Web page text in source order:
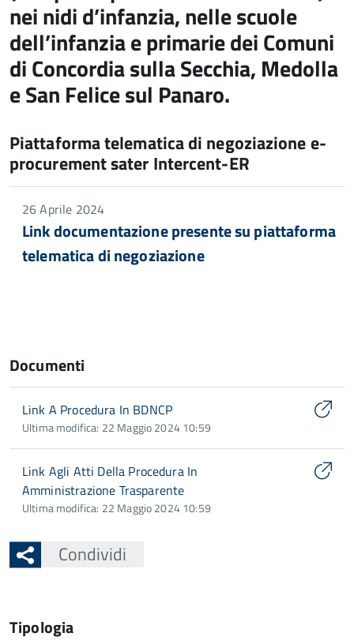
nei nidi d’infanzia, nelle scuole
dell’infanzia e primarie dei Comuni
di Concordia sulla Secchia, Medolla
e San Felice sul Panaro.
Piattaforma telematica di negoziazione e-
procurement sater Intercent-ER
26 Aprile 2024
Link documentazione presente su piattaforma
telematica di negoziazione
Documenti
Link A Procedura In BDNCP
Ultima modifica: 22 Maggio 2024 10:59
Link Agli Atti Della Procedura In
Amministrazione Trasparente
Ultima modifica: 22 Maggio 2024 10:59
Condividi
Tipologia